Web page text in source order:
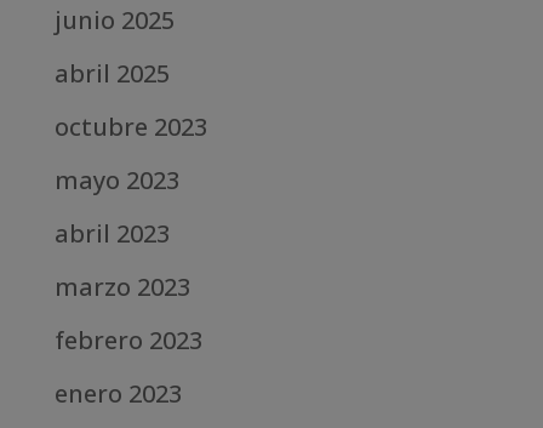
junio 2025
abril 2025
octubre 2023
mayo 2023
abril 2023
marzo 2023
febrero 2023
enero 2023